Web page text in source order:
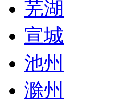
芜湖
宣城
池州
滁州